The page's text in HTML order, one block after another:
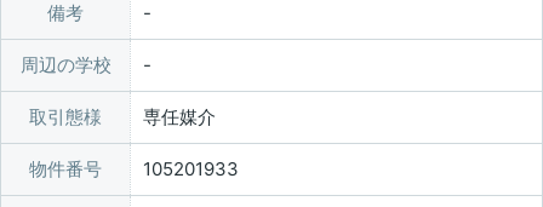
備考
周辺の学校
取引態様 専任媒介
物件番号 105201933